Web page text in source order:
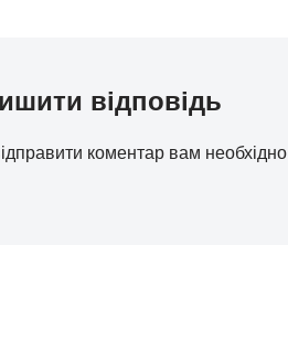
відповідь
коментар вам необхідно